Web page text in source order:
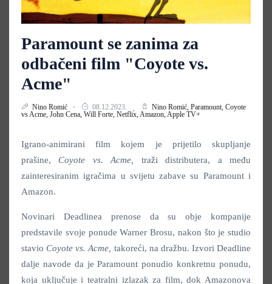
Paramount se zanima za
odbačeni film "Coyote vs.
Acme"
Nino Romić 08.12.2023. Nino Romić, Paramount, Coyote
vs Acme, John Cena, Will Forte, Netflix,Amazon,Apple TV+
Igrano-animirani film kojem je prijetilo skupljanje
prašine,Coyote vs. Acme, traži distributera, a među
zainteresiranim igračima u svijetu zabave su Paramount i
Amazon.
Novinari Deadlinea prenose da su obje kompanije
predstavile svoje ponude Warner Brosu, nakon što je studio
stavioCoyote vs. Acme, takoreći, na dražbu. Izvori Deadline
dalje navode da je Paramount ponudio konkretnu ponudu,
koja uključuje i teatralni izlazak za film, dok Amazonova